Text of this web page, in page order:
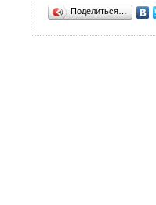
Поделиться…